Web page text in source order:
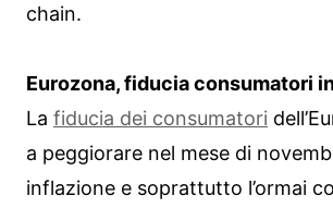
chain.
Eurozona, fiducia consumatori
La fiducia dei consumatori
a peggiorare nel mese di
inflazione e soprattutto l’ormai